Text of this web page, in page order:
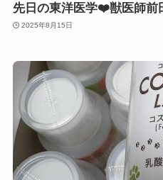
先日の東洋医学❤️獣医師前
2025年8月15日